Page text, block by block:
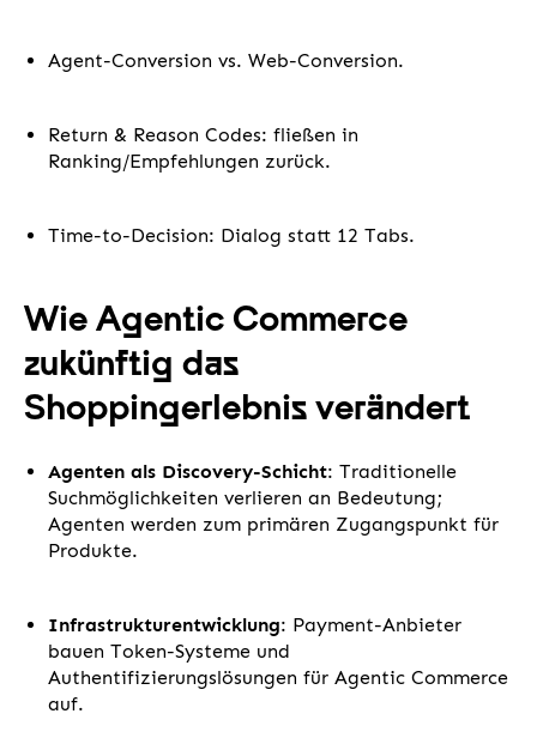
Agent-Conversion vs. Web-Conversion.
Return & Reason Codes: fließen in
Ranking/Empfehlungen zurück.
Time-to-Decision: Dialog statt 12 Tabs.
Wie Agentic Commerce
zukünftig das
Shoppingerlebnis verändert
Agenten als Discovery-Schicht: Traditionelle
Suchmöglichkeiten verlieren an Bedeutung;
Agenten werden zum primären Zugangspunkt für
Produkte.
Infrastrukturentwicklung: Payment-Anbieter
bauen Token-Systeme und
Authentifizierungslösungen für Agentic Commerce
auf.